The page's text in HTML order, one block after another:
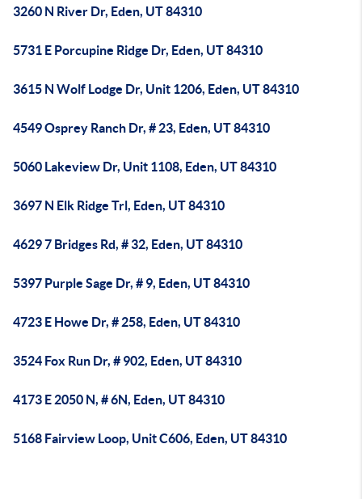
3260 N River Dr, Eden, UT 84310
5731 E Porcupine Ridge Dr, Eden, UT 84310
3615 N Wolf Lodge Dr, Unit 1206, Eden, UT 84310
4549 Osprey Ranch Dr, # 23, Eden, UT 84310
5060 Lakeview Dr, Unit 1108, Eden, UT 84310
3697 N Elk Ridge Trl, Eden, UT 84310
4629 7 Bridges Rd, # 32, Eden, UT 84310
5397 Purple Sage Dr, # 9, Eden, UT 84310
4723 E Howe Dr, # 258, Eden, UT 84310
3524 Fox Run Dr, # 902, Eden, UT 84310
4173 E 2050 N, # 6N, Eden, UT 84310
5168 Fairview Loop, Unit C606, Eden, UT 84310